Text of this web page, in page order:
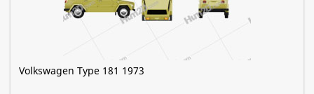
Volkswagen Type 181 1973